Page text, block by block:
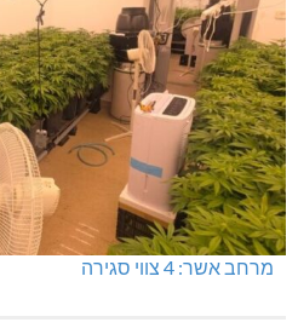
מעלות: פוענחו השלכות רימוני רסס